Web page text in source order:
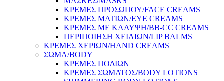
ΚΡΕΜΕΣ ΠΡΟΣΩΠΟΥ/FACE CREAMS
ΚΡΕΜΕΣ ΜΑΤΙΩΝ/EYE CREAMS
ΚΡΕΜΕΣ ΜΕ ΚΑΛΥΨΗ/BB-CC CREAMS
ΠΕΡΙΠΟΙΗΣΗ ΧΕΙΛΙΩΝ/LIP BALMS
ΚΡΕΜΕΣ ΧΕΡΙΩΝ/HAND CREAMS
ΣΩΜΑ/BODY
ΚΡΕΜΕΣ ΠΟΔΙΩΝ
ΚΡΕΜΕΣ ΣΩΜΑΤΟΣ/BODY LOTIONS